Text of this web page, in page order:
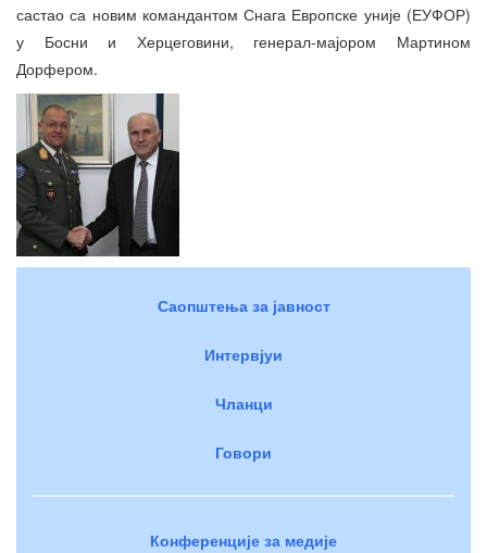
састао са новим командантом Снага Европске уније (ЕУФОР)
у Босни и Херцеговини, генерал-мајором Мартином
Дорфером.
Саопштења за јавност
Интервјуи
Чланци
Говори
Конференције за медије